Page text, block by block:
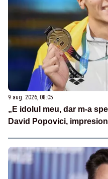
9 aug. 2026, 08:05
„E idolul meu, dar m-a
David Popovici,